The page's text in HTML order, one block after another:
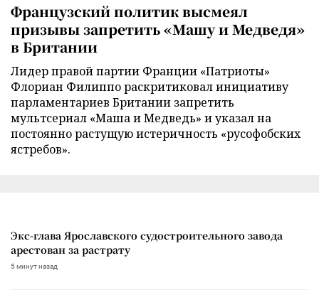
Французский политик высмеял
призывы запретить «Машу и Медведя»
в Британии
Лидер правой партии Франции «Патриоты»
Флориан Филиппо раскритиковал инициативу
парламентариев Британии запретить
мультсериал «Маша и Медведь» и указал на
постоянно растущую истеричность «русофобских
ястребов».
Экс-глава Ярославского судостроительного завода
арестован за растрату
5 минут назад